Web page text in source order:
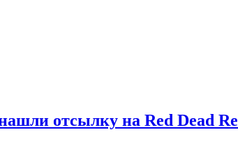
отсылку на Red Dead